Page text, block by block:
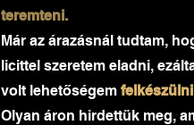
teremteni.
Már az árazásnál tudtam,
licittel szeretem eladni,
volt lehetőségem felkészülni
Olyan áron hirdettük meg,